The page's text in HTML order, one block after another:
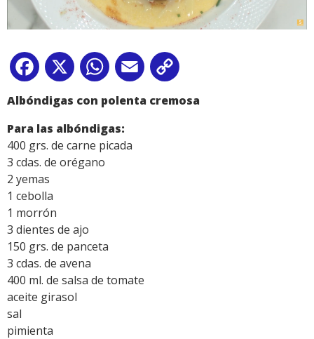
Facebook
X WhatsApp
Email
Link
Albóndigas con polenta cremosa
Para las albóndigas:
400 grs. de carne picada
3 cdas. de orégano
2 yemas
1 cebolla
1 morrón
3 dientes de ajo
150 grs. de panceta
3 cdas. de avena
400 ml. de salsa de tomate
aceite girasol
sal
pimienta